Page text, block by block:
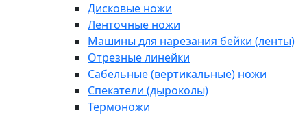
Дисковые ножи
Ленточные ножи
Машины для нарезания бейки (ленты)
Отрезные линейки
Сабельные (вертикальные) ножи
Спекатели (дыроколы)
Термоножи